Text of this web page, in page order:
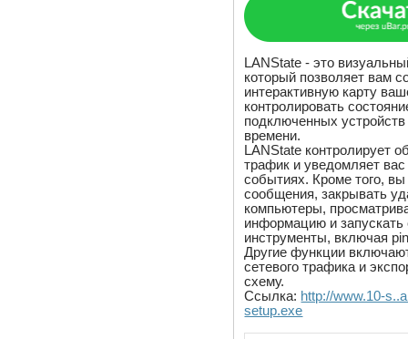
LANState - это
который позволяет вам
интерактивную карту
контролировать
подключенных
времени.
LANState контролирует
трафик и уведомляет
событиях. Кроме того,
сообщения, закрывать
компьютеры,
информацию и запускать
инструменты, включая
Другие функции
сетевого трафика и
схему.
Ссылка: http://www.10-
setup.exe